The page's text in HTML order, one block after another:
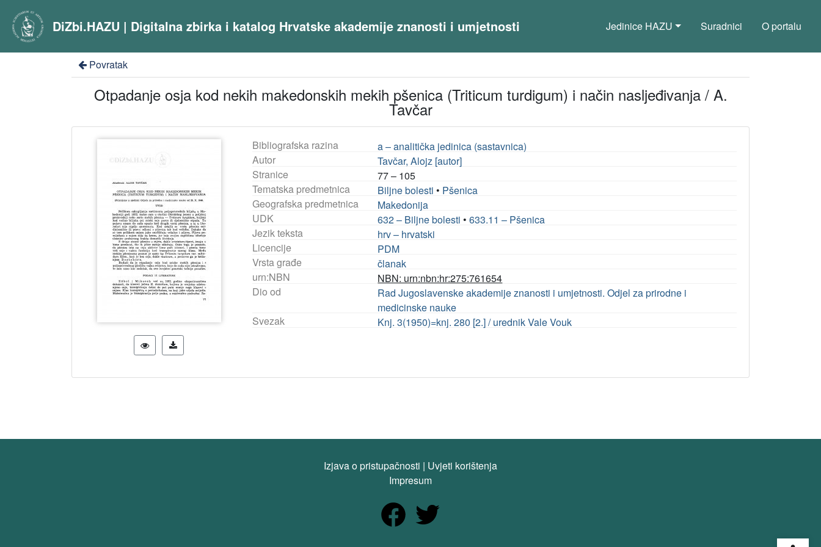
DiZbi.HAZU | Digitalna zbirka i katalog Hrvatske akademije znanosti i umjetnosti Jedinice HAZU Suradnici O portalu
Povratak
Otpadanje osja kod nekih makedonskih mekih pšenica (Triticum turdigum) i način nasljeđivanja / A.
Tavčar
Bibliografska razina
a – analitička jedinica (sastavnica)
Autor
Tavčar, Alojz [autor]
Stranice
77 – 105
Tematska predmetnica
Biljne bolesti • Pšenica
Geografska predmetnica
Makedonija
UDK
632 – Biljne bolesti •633.11 – Pšenica
Jezik teksta
hrv – hrvatski
Licencije
PDM
Vrsta građe
članak
urn:NBN
NBN: urn:nbn:hr:275:761654
Dio od
Rad Jugoslavenske akademije znanosti i umjetnosti. Odjel za prirodne i
medicinske nauke
Svezak
Knj. 3(1950)=knj. 280 [2.] / urednik Vale Vouk
Izjava o pristupačnosti | Uvjeti korištenja
Impresum